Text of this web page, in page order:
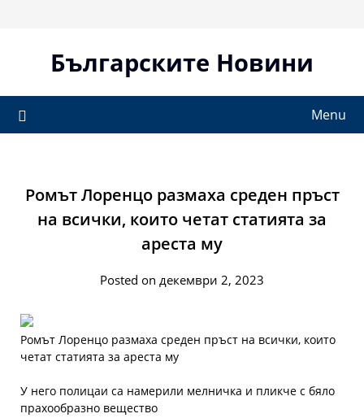
Българските Новини
Menu
Ромът Лоренцо размаха среден пръст
на всички, които четат статията за
ареста му
Posted on декември 2, 2023
Ромът Лоренцо размаха среден пръст на всички, които
четат статията за ареста му
У него полицаи са намерили мелничка и пликче с бяло
прахообразно вещество